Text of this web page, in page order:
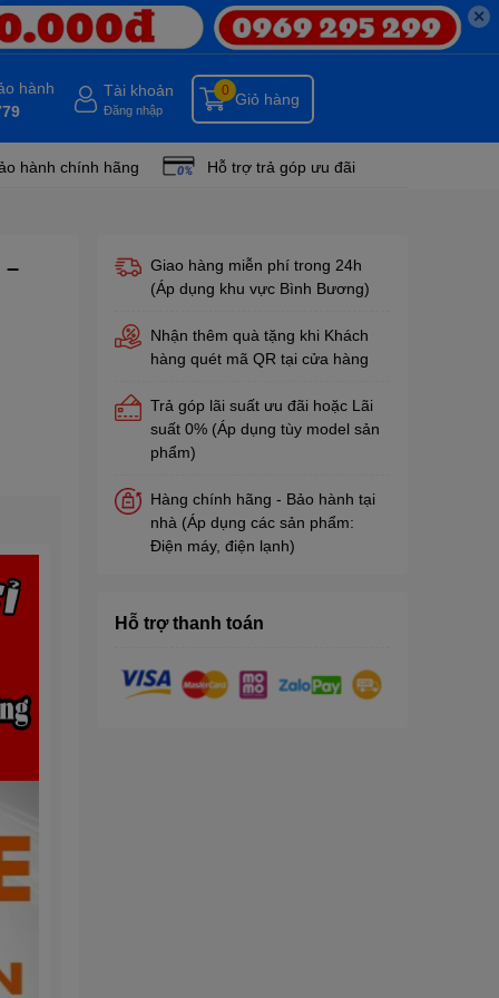
✕
hành
Tài khoản
Đăng nhập
Giỏ hàng
0
hành chính hãng Hỗ trợ trả góp ưu đãi
–
Giao hàng miễn phí trong 24h
(Áp dụng khu vực Bình Bương)
Nhận thêm quà tặng khi Khách
hàng quét mã QR tại cửa hàng
Trả góp lãi suất ưu đãi hoặc Lãi
suất 0% (Áp dụng tùy model sản
phẩm)
Hàng chính hãng - Bảo hành tại
nhà (Áp dụng các sản phẩm:
Điện máy, điện lạnh)
Hỗ trợ thanh toán